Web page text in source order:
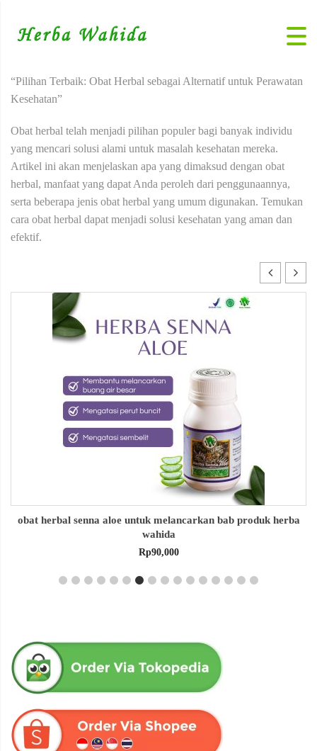
“Pilihan Terbaik: Obat Herbal sebagai Alternatif untuk Perawatan
Kesehatan”
Obat herbal telah menjadi pilihan populer bagi banyak individu
yang mencari solusi alami untuk masalah kesehatan mereka.
Artikel ini akan menjelaskan apa yang dimaksud dengan obat
herbal, manfaat yang dapat Anda peroleh dari penggunaannya,
serta beberapa jenis obat herbal yang umum digunakan. Temukan
cara obat herbal dapat menjadi solusi kesehatan yang aman dan
efektif.
obat herbal senna aloe untuk melancarkan bab produk herba
wahida
Rp90,000